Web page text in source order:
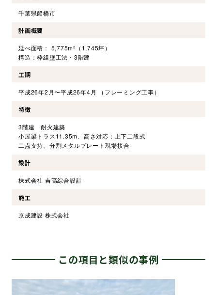
千葉県船橋市
計画概要
延べ面積： 5,775m²（1,745坪）
構造：枠組壁工法・3階建
工期
平成26年2月〜平成26年4月 （フレーミング工事）
特徴
3階建 耐火建築
小屋梁トラス11.35m、高さ対応：上下二段式
二点支持、分割メタルプレート現場接合
設計
株式会社 吉高綜合設計
施工
京成建設 株式会社
この項目と類似の事例